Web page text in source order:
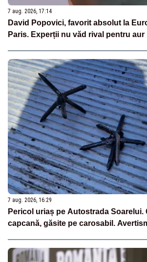
7 aug. 2026, 17:14
David Popovici, favorit absolut la
Paris. Experții nu văd rival pentru aur
7 aug. 2026, 16:29
Pericol uriaș pe Autostrada Soarelui.
capcană, găsite pe carosabil.